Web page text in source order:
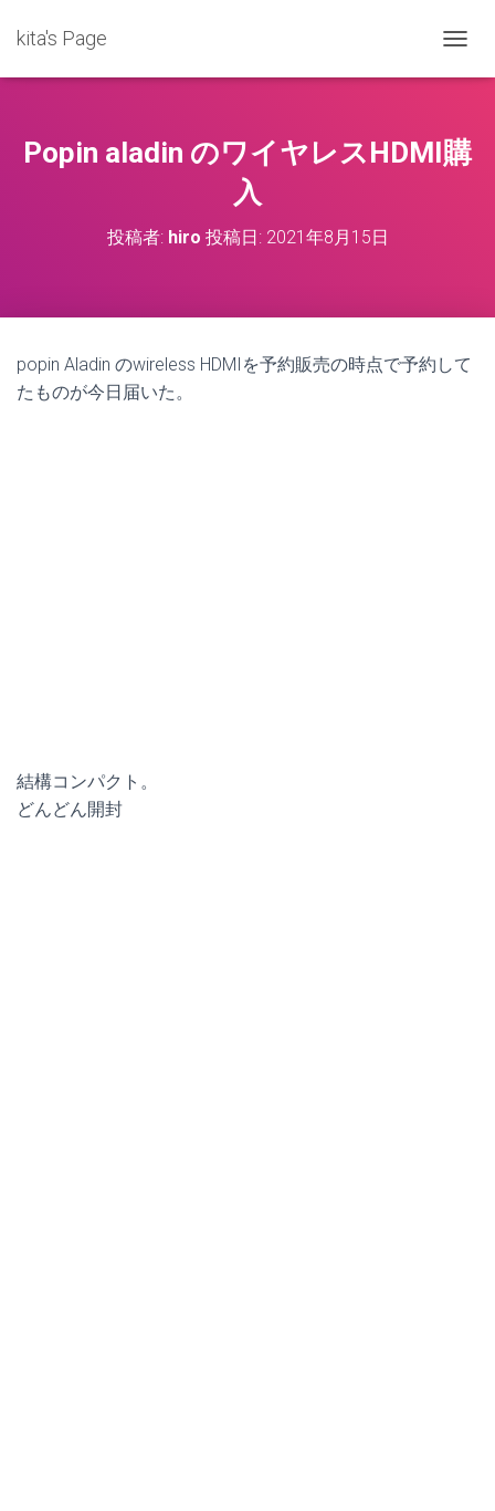
kita's Page
ビ
シ
ョ
Popin aladin のワイヤレスHDMI購
入
投稿者: hiro 投稿日: 2021年8月15日
popin Aladin のwireless HDMIを予約販売の時点で予約して
たものが今日届いた。
結構コンパクト。
どんどん開封